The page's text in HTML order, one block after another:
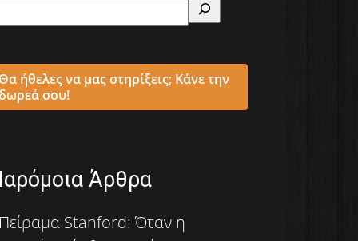
ήθελες να μας στηρίξεις; Κάνε την
σου!
Άρθρα
Stanford: Όταν η